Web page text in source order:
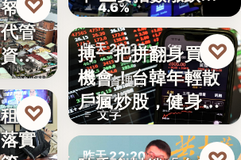
養
管
共
♡
代
實
♡
4.6%
見
昨天 22:35
投資理財
文字
搏一把拼翻身買房
機會！台韓年輕散
戶瘋炒股，健身網
紅開槓桿…
♡
昨天 22:20